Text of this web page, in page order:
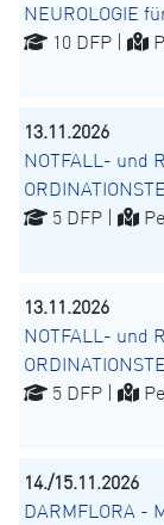
NEUROLOGIE
10 DFP |
13.11.2026
NOTFALL- und
5 DFP |
13.11.2026
NOTFALL- und
5 DFP |
14./15.11.2026
DARMFLORA -